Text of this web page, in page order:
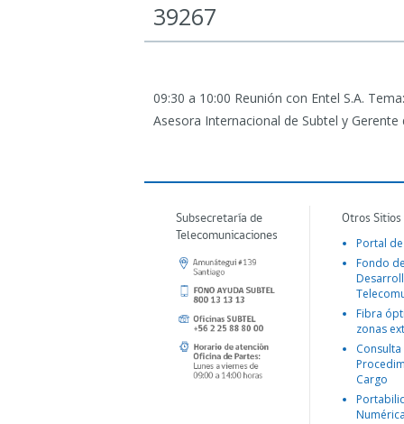
39267
09:30 a 10:00 Reunión con Entel S.A.
Asesora Internacional de Subtel y
Subsecretaría de
Telecomunicaciones
Otros
Portal
Fondo
Fibra
zonas
Consulta
Cargo